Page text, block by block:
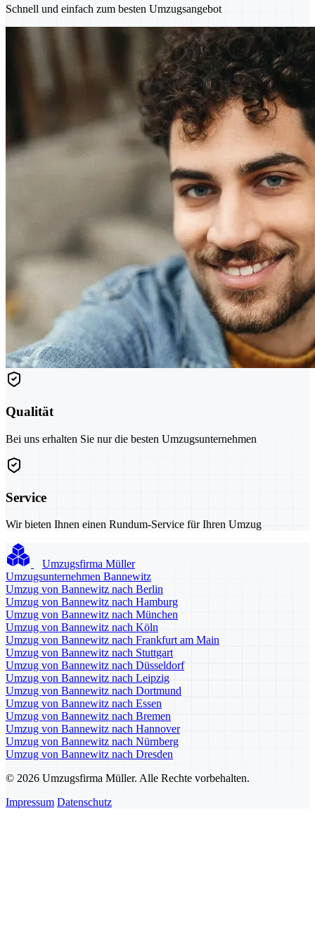
Schnell und einfach zum besten Umzugsangebot
Qualität
Bei uns erhalten Sie nur die besten Umzugsunternehmen
Service
Wir bieten Ihnen einen Rundum-Service für Ihren Umzug
Umzugsfirma Müller
Umzugsunternehmen Bannewitz
Umzug von Bannewitz nach Berlin
Umzug von Bannewitz nach Hamburg
Umzug von Bannewitz nach München
Umzug von Bannewitz nach Köln
Umzug von Bannewitz nach Frankfurt am Main
Umzug von Bannewitz nach Stuttgart
Umzug von Bannewitz nach Düsseldorf
Umzug von Bannewitz nach Leipzig
Umzug von Bannewitz nach Dortmund
Umzug von Bannewitz nach Essen
Umzug von Bannewitz nach Bremen
Umzug von Bannewitz nach Hannover
Umzug von Bannewitz nach Nürnberg
Umzug von Bannewitz nach Dresden
© 2026 Umzugsfirma Müller. Alle Rechte vorbehalten.
Impressum Datenschutz